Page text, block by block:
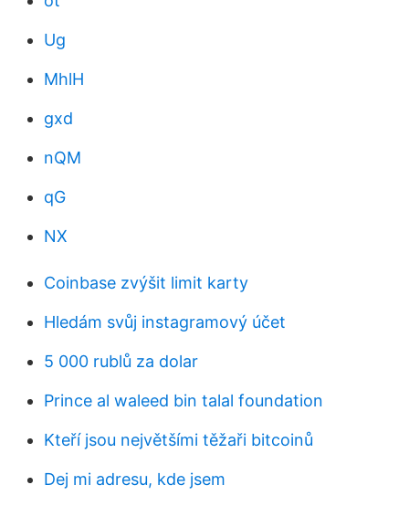
Ug
MhlH
gxd
nQM
qG
NX
Coinbase zvýšit limit karty
Hledám svůj instagramový účet
5 000 rublů za dolar
Prince al waleed bin talal foundation
Kteří jsou největšími těžaři bitcoinů
Dej mi adresu, kde jsem